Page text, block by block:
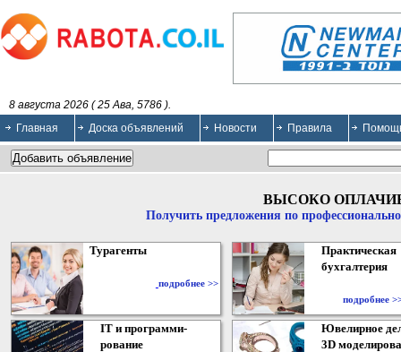
8 августа 2026 ( 25 Ава, 5786 ).
Главная
Доска объявлений Новости Правила
ВЫСОКО
Получить предложения по
Турагенты
подробнее >>
Практическая
бухгалтерия
подробнее
IT и программи-
рование
Ювелирное
3D